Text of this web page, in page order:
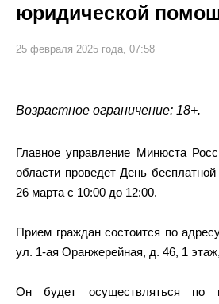
юридической
25 февраля 2025 года, 07:58
Возрастное ограничение: 18+.
Главное управление Минюста
области проведет День
26 марта с 10:00 до 12:00.
Прием граждан состоится по
ул. 1-ая Оранжерейная, д. 46, 1
Он будет осуществляться по